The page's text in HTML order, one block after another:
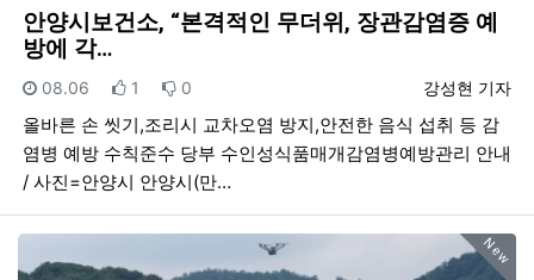
안양시보건소, “본격적인 무더위, 장관감염증 예
방에 각…
등록자
강성현 기자
등록일
08.06 추천
1 비추천
0
올바른 손 씻기,조리시 교차오염 방지,안전한 음식 섭취 등 감
염병 예방 수칙준수 당부 수인성식품매개감염병예방관리 안내
/ 사진=안양시 안양시(만…
New